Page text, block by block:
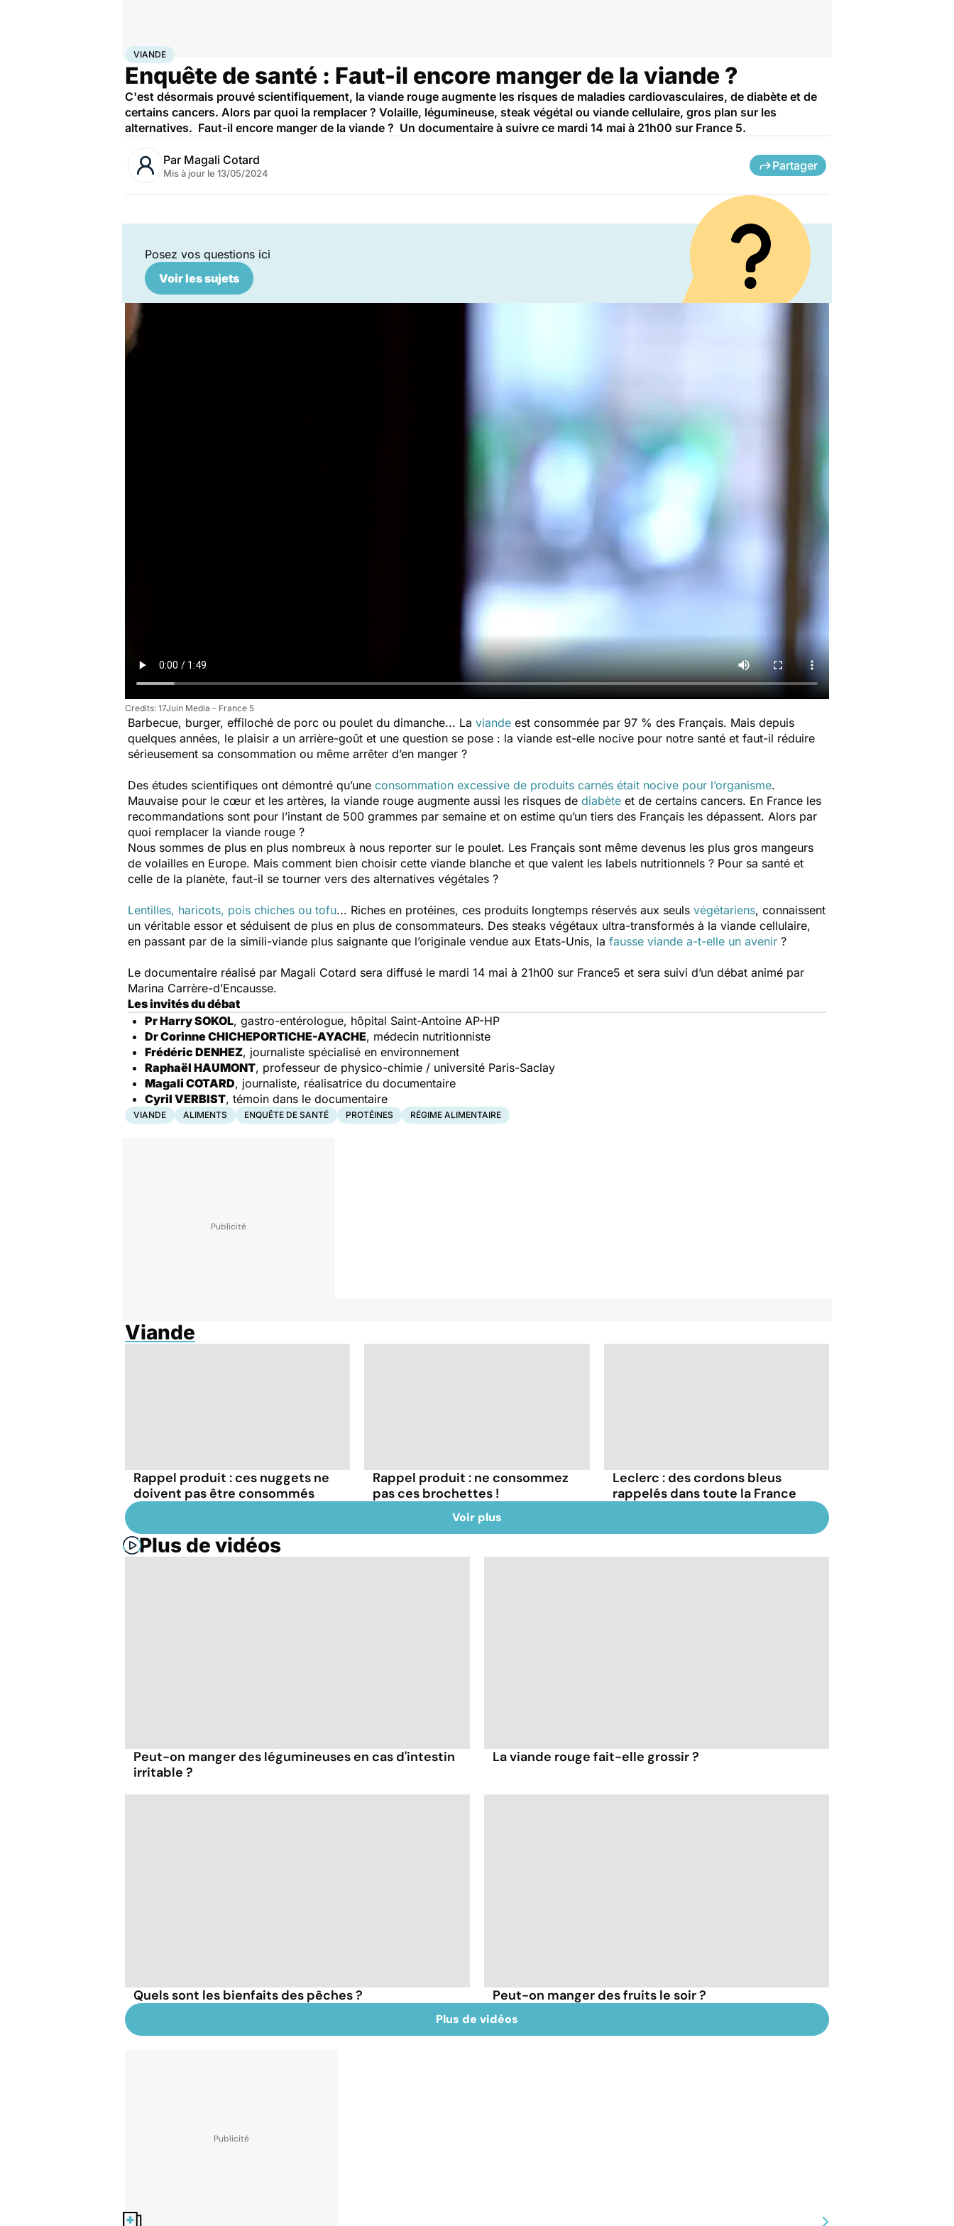
AccueilBien-être
VIANDE
Enquête de santé : Faut-il encore manger de la viande ?
C'est désormais prouvé scientifiquement, la viande rouge augmente les risques de maladies cardiovasculaires, de diabète et de
certains cancers. Alors par quoi la remplacer ? Volaille, légumineuse, steak végétal ou viande cellulaire, gros plan sur les
alternatives. Faut-il encore manger de la viande ? Un documentaire à suivre ce mardi 14 mai à 21h00 sur France 5.
Par Magali Cotard
Mis à jour le 13/05/2024
Partager
Posez vos questions ici
Voir les sujets
17Juin Media - France 5
Barbecue, burger, effiloché de porc ou poulet du dimanche... La viande est consommée par 97 % des Français. Mais depuis
quelques années, le plaisir a un arrière-goût et une question se pose : la viande est-elle nocive pour notre santé et faut-il réduire
sérieusement sa consommation ou même arrêter d’en manger ?
Des études scientifiques ont démontré qu’une consommation excessive de produits carnés était nocive pour l’organisme.
Mauvaise pour le cœur et les artères, la viande rouge augmente aussi les risques de diabète et de certains cancers. En France les
recommandations sont pour l’instant de 500 grammes par semaine et on estime qu’un tiers des Français les dépassent. Alors par
quoi remplacer la viande rouge ?
Nous sommes de plus en plus nombreux à nous reporter sur le poulet. Les Français sont même devenus les plus gros mangeurs
de volailles en Europe. Mais comment bien choisir cette viande blanche et que valent les labels nutritionnels ? Pour sa santé et
celle de la planète, faut-il se tourner vers des alternatives végétales ?
Lentilles, haricots, pois chiches ou tofu... Riches en protéines, ces produits longtemps réservés aux seuls végétariens, connaissent
un véritable essor et séduisent de plus en plus de consommateurs. Des steaks végétaux ultra-transformés à la viande cellulaire,
en passant par de la simili-viande plus saignante que l’originale vendue aux Etats-Unis, la fausse viande a-t-elle un avenir ?
Le documentaire réalisé par Magali Cotard sera diffusé le mardi 14 mai à 21h00 sur France5 et sera suivi d’un débat animé par
Marina Carrère-d’Encausse.
Les invités du débat
Pr Harry SOKOL, gastro-entérologue, hôpital Saint-Antoine AP-HP
Dr Corinne CHICHEPORTICHE-AYACHE, médecin nutritionniste
Frédéric DENHEZ, journaliste spécialisé en environnement
Raphaël HAUMONT, professeur de physico-chimie / université Paris-Saclay
Magali COTARD, journaliste, réalisatrice du documentaire
Cyril VERBIST, témoin dans le documentaire
VIANDE ALIMENTS ENQUÊTE DE SANTÉ PROTÉINES RÉGIME ALIMENTAIRE
Viande
Rappel produit : ces nuggets ne
doivent pas être consommés
Rappel produit : ne consommez
pas ces brochettes !
Leclerc : des cordons bleus
rappelés dans toute la France
Voir plus
Plus de vidéos
Peut-on manger des légumineuses en cas d'intestin
irritable ?
La viande rouge fait-elle grossir ?
Quels sont les bienfaits des pêches ? Peut-on manger des fruits le soir ?
Plus de vidéos